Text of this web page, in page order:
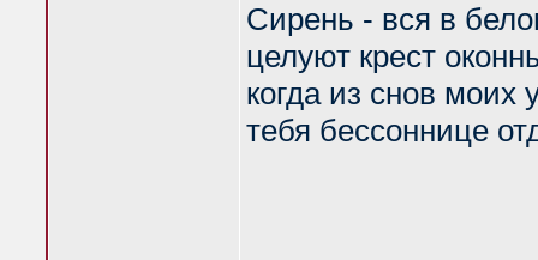
Сирень - вся в
целуют крест
когда из снов моих
тебя бессоннице